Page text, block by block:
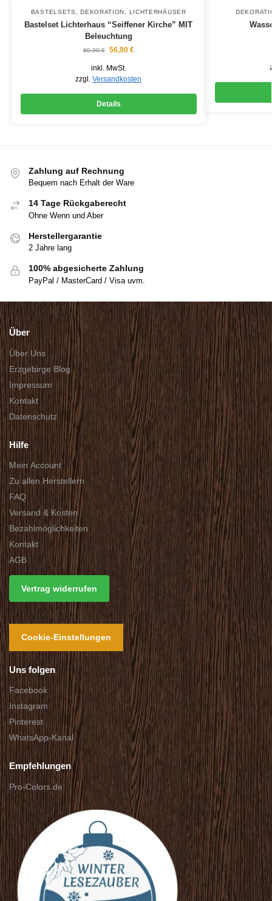
BASTELSETS ,DEKORATION LICHTERHÄUSER
Bastelset Lichterhaus “Seiffener Kirche” MIT
Beleuchtung
60,90€ 56,90 €
inkl. MwSt.
zzgl.Versandkosten
Details
Zahlung auf Rechnung
Bequem nach Erhalt der Ware
14 Tage Rückgaberecht
Ohne Wenn und Aber
Herstellergarantie
2 Jahre lang
100% abgesicherte Zahlung
PayPal / MasterCard / Visa uvm.
Über
Über Uns
Erzgebirge Blog
Impressum
Kontakt
Datenschutz
Hilfe
Mein Account
Zu allen Herstellern
FAQ
Versand & Kosten
Bezahlmöglichkeiten
Kontakt
AGB
Vertrag widerrufen
Cookie-Einstellungen
Uns folgen
Facebook
Instagram
Pinterest
WhatsApp-Kanal
Empfehlungen
Pro-Colors.de